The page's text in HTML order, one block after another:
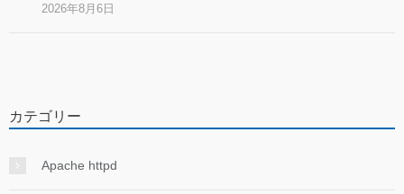
2026年8月6日
カテゴリー
Apache httpd